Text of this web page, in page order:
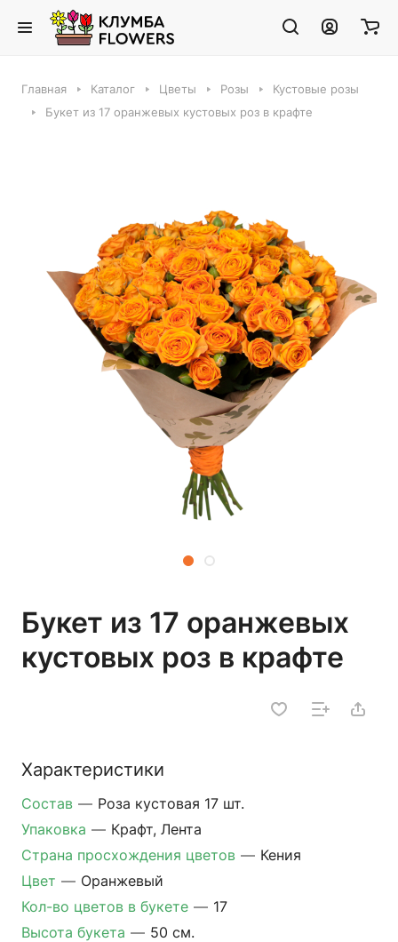
Главная Каталог Цветы Розы
Кустовые розы
Букет из 17 оранжевых кустовых роз в крафте
Букет из 17 оранжевых
кустовых роз в крафте
Характеристики
Состав — Роза кустовая 17 шт.
Упаковка — Крафт, Лента
Страна просхождения цветов — Кения
Цвет — Оранжевый
Кол-во цветов в букете — 17
Высота букета — 50 см.